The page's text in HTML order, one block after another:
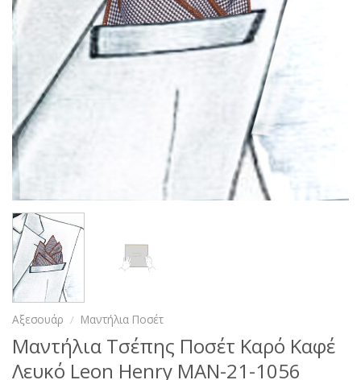
Αξεσουάρ / Μαντήλια Ποσέτ
Μαντήλια Τσέπης Ποσέτ Καρό Καφέ
Λευκό Leon Henry MAN-21-1056